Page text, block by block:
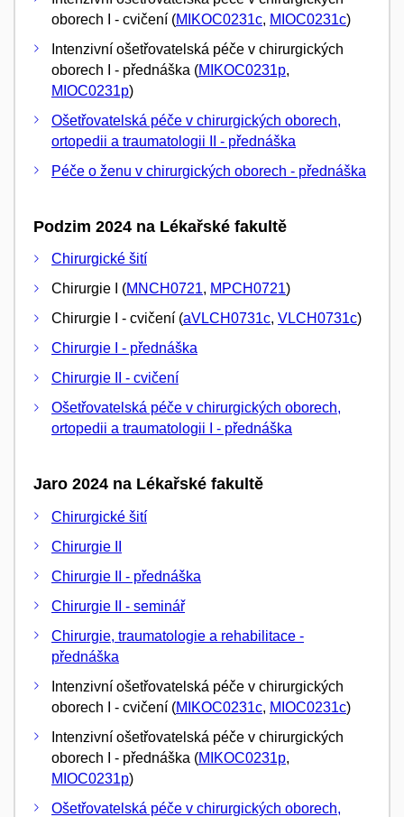
oborech I - cvičení (MIKOC0231c, MIOC0231c)
Intenzivní ošetřovatelská péče v chirurgických
oborech I - přednáška (MIKOC0231p,
MIOC0231p)
Ošetřovatelská péče v chirurgických oborech,
ortopedii a traumatologii II - přednáška
Péče o ženu v chirurgických oborech - přednáška
Podzim 2024 na Lékařské fakultě
Chirurgické šití
Chirurgie I (MNCH0721, MPCH0721)
Chirurgie I - cvičení (aVLCH0731c, VLCH0731c)
Chirurgie I - přednáška
Chirurgie II - cvičení
Ošetřovatelská péče v chirurgických oborech,
ortopedii a traumatologii I - přednáška
Jaro 2024 na Lékařské fakultě
Chirurgické šití
Chirurgie II
Chirurgie II - přednáška
Chirurgie II - seminář
Chirurgie, traumatologie a rehabilitace -
přednáška
Intenzivní ošetřovatelská péče v chirurgických
oborech I - cvičení (MIKOC0231c, MIOC0231c)
Intenzivní ošetřovatelská péče v chirurgických
oborech I - přednáška (MIKOC0231p,
MIOC0231p)
Ošetřovatelská péče v chirurgických oborech,